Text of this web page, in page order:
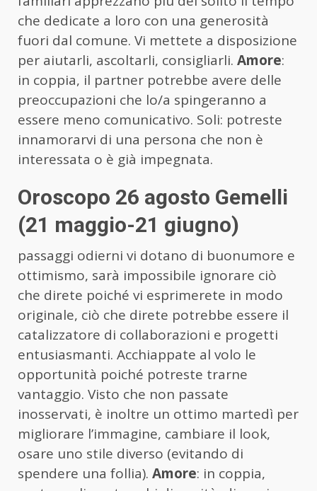
che dedicate a loro con una generosità
fuori dal comune. Vi mettete a disposizione
per aiutarli, ascoltarli, consigliarli. Amore:
in coppia, il partner potrebbe avere delle
preoccupazioni che lo/a spingeranno a
essere meno comunicativo. Soli: potreste
innamorarvi di una persona che non è
interessata o è già impegnata.
Oroscopo 26 agosto Gemelli
(21 maggio-21 giugno)
passaggi odierni vi dotano di buonumore e
ottimismo, sarà impossibile ignorare ciò
che direte poiché vi esprimerete in modo
originale, ciò che direte potrebbe essere il
catalizzatore di collaborazioni e progetti
entusiasmanti. Acchiappate al volo le
opportunità poiché potreste trarne
vantaggio. Visto che non passate
inosservati, è inoltre un ottimo martedì per
migliorare l’immagine, cambiare il look,
osare uno stile diverso (evitando di
spendere una follia). Amore: in coppia,